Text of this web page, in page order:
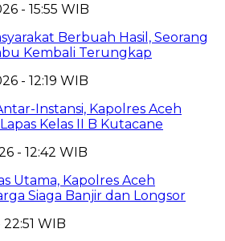
- 15:55 WIB
Berbuah Hasil, Seorang
Kembali Terungkap
- 12:19 WIB
Instansi, Kapolres Aceh
Kelas II B Kutacane
- 12:42 WIB
Utama, Kapolres Aceh
Siaga Banjir dan Longsor
WIB